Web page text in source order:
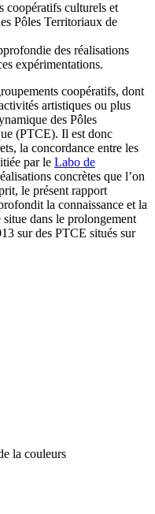
coopératifs culturels et
Pôles Territoriaux de
des réalisations
expérimentations.
coopératifs, dont
artistiques ou plus
des Pôles
(PTCE). Il est donc
la concordance entre les
par le Labo de
concrètes que l’on
le présent rapport
la connaissance et la
dans le prolongement
sur des PTCE situés sur
la couleurs